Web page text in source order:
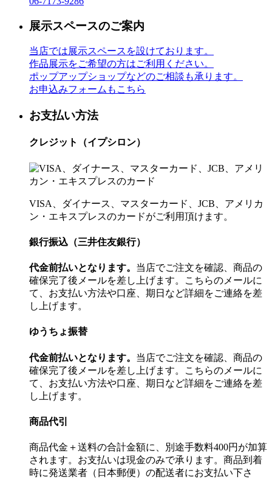
展示スペースのご案内
当店では展示スペースを設けております。
作品展示をご希望の方はご利用ください。
ポップアップショップなどのご相談も承ります。
お申込みフォームもこちら
お支払い方法
クレジット（イプシロン）
VISA、ダイナース、マスターカード、JCB、アメリカ
ン・エキスプレスのカードがご利用頂けます。
銀行振込（三井住友銀行）
代金前払いとなります。 当店でご注文を確認、商品の
確保完了後メールを差し上げます。こちらのメールに
て、お支払い方法や口座、期日など詳細をご連絡を差
し上げます。
ゆうちょ振替
代金前払いとなります。 当店でご注文を確認、商品の
確保完了後メールを差し上げます。こちらのメールに
て、お支払い方法や口座、期日など詳細をご連絡を差
し上げます。
商品代引
商品代金＋送料の合計金額に、別途手数料400円が加算
されます。お支払いは現金のみで承ります。商品到着
時に発送業者（日本郵便）の配送者にお支払い下さ